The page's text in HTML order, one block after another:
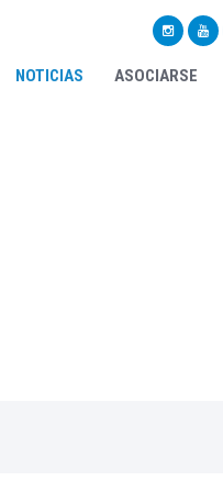
NOTICIAS ASOCIARSE